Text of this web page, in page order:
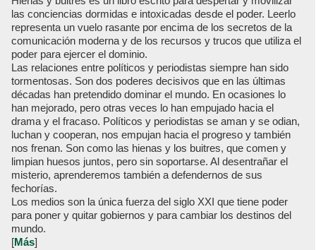
las conciencias dormidas e intoxicadas desde el poder. Leerlo
representa un vuelo rasante por encima de los secretos de la
comunicación moderna y de los recursos y trucos que utiliza el
poder para ejercer el dominio.
Las relaciones entre políticos y periodistas siempre han sido
tormentosas. Son dos poderes decisivos que en las últimas
décadas han pretendido dominar el mundo. En ocasiones lo
han mejorado, pero otras veces lo han empujado hacia el
drama y el fracaso. Políticos y periodistas se aman y se odian,
luchan y cooperan, nos empujan hacia el progreso y también
nos frenan. Son como las hienas y los buitres, que comen y
limpian huesos juntos, pero sin soportarse. Al desentrañar el
misterio, aprenderemos también a defendernos de sus
fechorías.
Los medios son la única fuerza del siglo XXI que tiene poder
para poner y quitar gobiernos y para cambiar los destinos del
mundo.
[Más]